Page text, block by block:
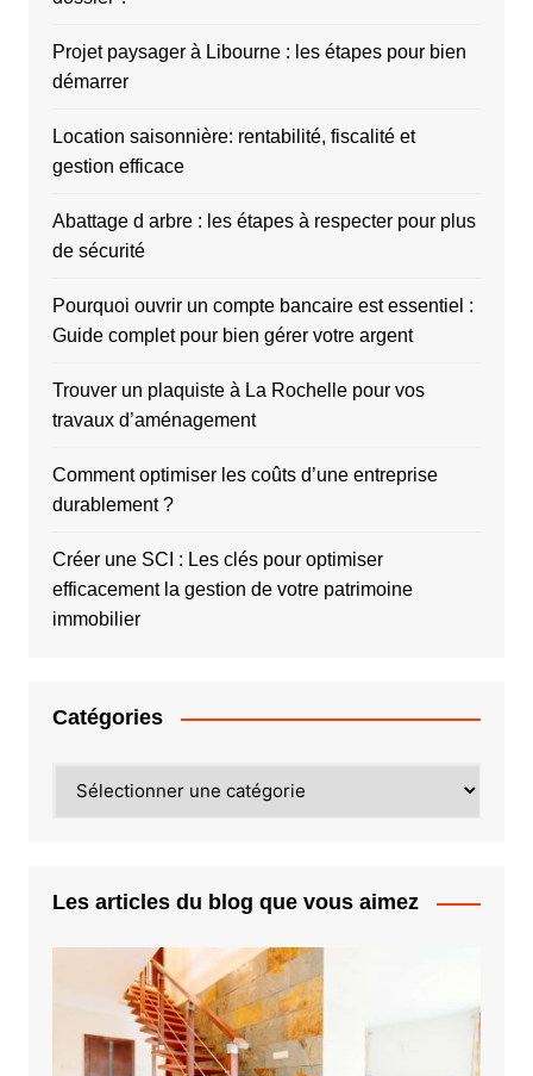
Projet paysager à Libourne : les étapes pour bien
démarrer
Location saisonnière: rentabilité, fiscalité et
gestion efficace
Abattage d arbre : les étapes à respecter pour plus
de sécurité
Pourquoi ouvrir un compte bancaire est essentiel :
Guide complet pour bien gérer votre argent
Trouver un plaquiste à La Rochelle pour vos
travaux d’aménagement
Comment optimiser les coûts d’une entreprise
durablement ?
Créer une SCI : Les clés pour optimiser
efficacement la gestion de votre patrimoine
immobilier
Catégories
Les articles du blog que vous aimez